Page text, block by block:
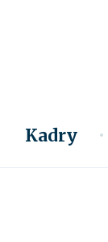
Kadry